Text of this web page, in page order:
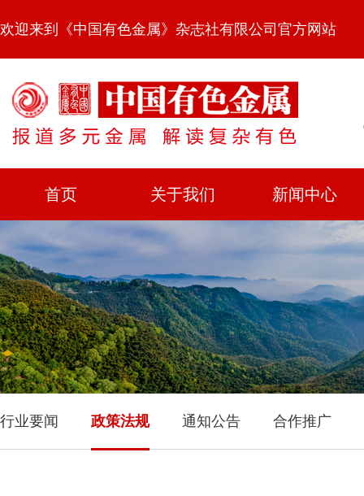
欢迎来到《中国有色金属》杂志社有限公司官方网站
首页 关于我们 新闻中心
行业要闻 政策法规 通知公告 合作推广